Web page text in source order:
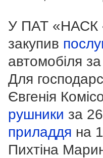
У ПАТ «НАСК
закупив
автомобіля
Для
Євгенія
рушники за
приладдя на
Пихтіна